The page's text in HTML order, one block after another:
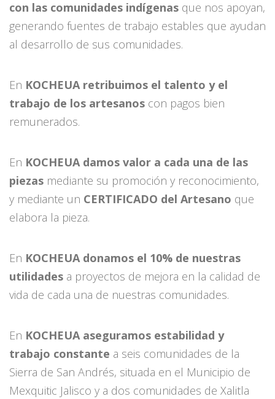
con las comunidades indígenas que nos apoyan,
generando fuentes de trabajo estables que ayudan
al desarrollo de sus comunidades.
En KOCHEUA retribuimos el talento y el
trabajo de los artesanos con pagos bien
remunerados.
En KOCHEUA damos valor a cada una de las
piezas mediante su promoción y reconocimiento,
y mediante un CERTIFICADO del Artesano que
elabora la pieza.
En KOCHEUA donamos el 10% de nuestras
utilidades a proyectos de mejora en la calidad de
vida de cada una de nuestras comunidades.
En KOCHEUA aseguramos estabilidad y
trabajo constante a seis comunidades de la
Sierra de San Andrés, situada en el Municipio de
Mexquitic Jalisco y a dos comunidades de Xalitla